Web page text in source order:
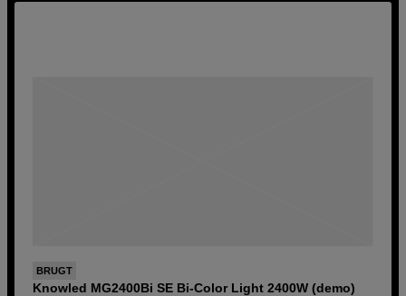
BRUGT
Knowled MG2400Bi SE Bi-Color Light 2400W (demo)